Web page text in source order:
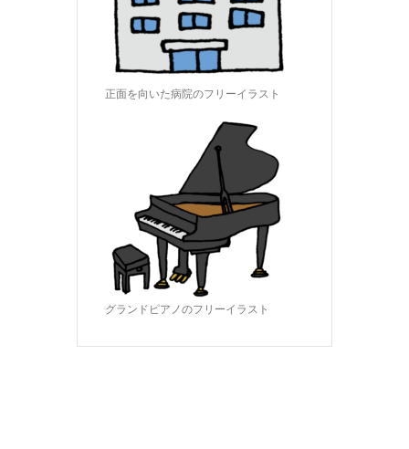
正面を向いた病院のフリーイラスト
グランドピアノのフリーイラスト